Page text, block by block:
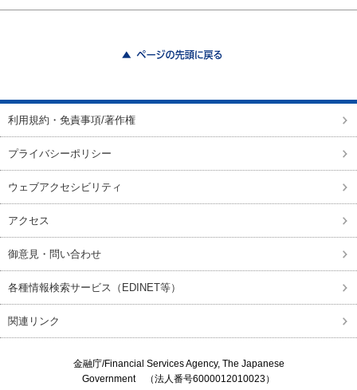
利用規約・免責事項/著作権
プライバシーポリシー
ウェブアクセシビリティ
アクセス
御意見・問い合わせ
各種情報検索サービス（EDINET等）
関連リンク
金融庁/Financial Services Agency, The Japanese
Government（法人番号6000012010023）